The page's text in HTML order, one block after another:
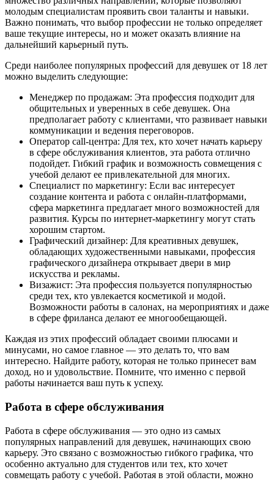
молодым специалистам проявить свои таланты и навыки.
Важно понимать, что выбор профессии не только определяет
ваше текущие интересы, но и может оказать влияние на
дальнейший карьерный путь.
Среди наиболее популярных профессий для девушек от 18 лет
можно выделить следующие:
Менеджер по продажам: Эта профессия подходит для
общительных и уверенных в себе девушек. Она
предполагает работу с клиентами, что развивает навыки
коммуникации и ведения переговоров.
Оператор call-центра: Для тех, кто хочет начать карьеру
в сфере обслуживания клиентов, эта работа отлично
подойдет. Гибкий график и возможность совмещения с
учебой делают ее привлекательной для многих.
Специалист по маркетингу: Если вас интересует
создание контента и работа с онлайн-платформами,
сфера маркетинга предлагает много возможностей для
развития. Курсы по интернет-маркетингу могут стать
хорошим стартом.
Графический дизайнер: Для креативных девушек,
обладающих художественными навыками, профессия
графического дизайнера открывает двери в мир
искусства и рекламы.
Визажист: Эта профессия пользуется популярностью
среди тех, кто увлекается косметикой и модой.
Возможности работы в салонах, на мероприятиях и даже
в сфере фриланса делают ее многообещающей.
Каждая из этих профессий обладает своими плюсами и
минусами, но самое главное — это делать то, что вам
интересно. Найдите работу, которая не только принесет вам
доход, но и удовольствие. Помните, что именно с первой
работы начинается ваш путь к успеху.
Работа в сфере обслуживания
Работа в сфере обслуживания — это одно из самых
популярных направлений для девушек, начинающих свою
карьеру. Это связано с возможностью гибкого графика, что
особенно актуально для студентов или тех, кто хочет
совмещать работу с учебой. Работая в этой области, можно